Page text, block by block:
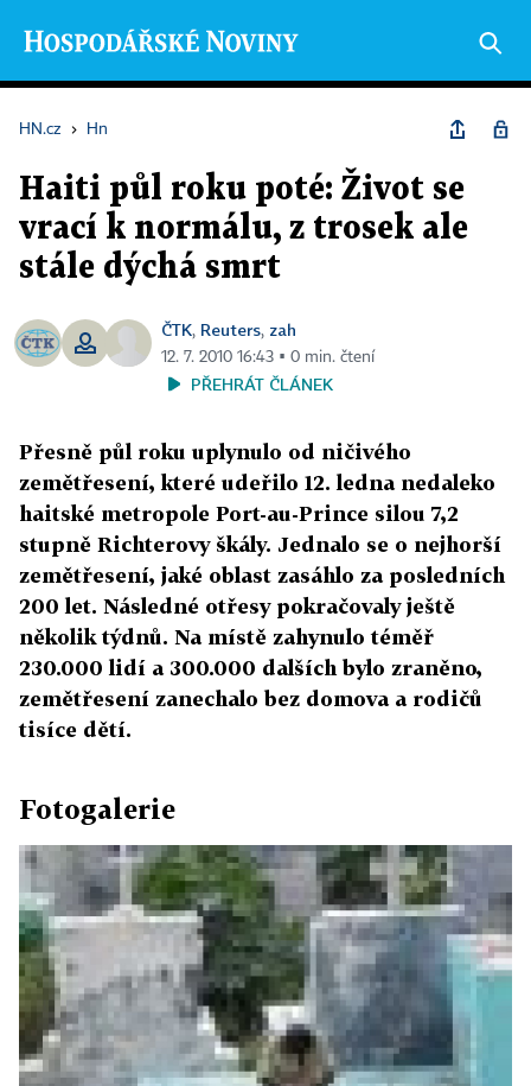
HN.cz › Hn
Haiti půl roku poté: Život se
vrací k normálu, z trosek ale
stále dýchá smrt
ČTK, Reuters, zah
12. 7. 2010 16:43 ▪ 0 min. čtení
PŘEHRÁT ČLÁNEK
Přesně půl roku uplynulo od ničivého
zemětřesení, které udeřilo 12. ledna nedaleko
haitské metropole Port-au-Prince silou 7,2
stupně Richterovy škály. Jednalo se o nejhorší
zemětřesení, jaké oblast zasáhlo za posledních
200 let. Následné otřesy pokračovaly ještě
několik týdnů. Na místě zahynulo téměř
230.000 lidí a 300.000 dalších bylo zraněno,
zemětřesení zanechalo bez domova a rodičů
tisíce dětí.
Fotogalerie